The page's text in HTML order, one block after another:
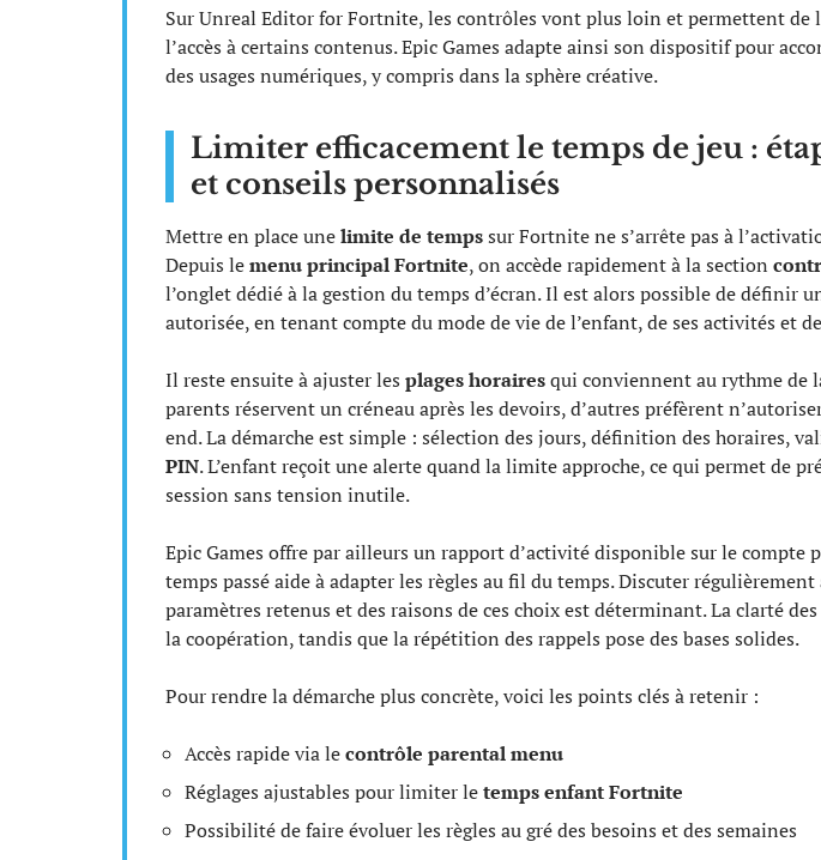
Sur Unreal Editor for Fortnite, les contrôles vont plus loin et permettent
l’accès à certains contenus. Epic Games adapte ainsi son dispositif pour
des usages numériques, y compris dans la sphère créative.
Limiter efficacement le temps de jeu :
et conseils personnalisés
Mettre en place unelimite de tempssur Fortnite ne s’arrête pas à
Depuis lemenu principal Fortnite, on accède rapidement à la section
l’onglet dédié à la gestion du temps d’écran. Il est alors possible de définir
autorisée, en tenant compte du mode de vie de l’enfant, de ses activités et
Il reste ensuite à ajuster les plages horairesqui conviennent au rythme de
parents réservent un créneau après les devoirs, d’autres préfèrent
end. La démarche est simple : sélection des jours, définition des horaires,
PIN. L’enfant reçoit une alerte quand la limite approche, ce qui permet de
session sans tension inutile.
Epic Games offre par ailleurs un rapport d’activité disponible sur le compte
temps passé aide à adapter les règles au fil du temps. Discuter régulièrement
paramètres retenus et des raisons de ces choix est déterminant. La clarté
la coopération, tandis que la répétition des rappels pose des bases solides.
Pour rendre la démarche plus concrète, voici les points clés à retenir :
Accès rapide via lecontrôle parental menu
Réglages ajustables pour limiter letemps enfant Fortnite
Possibilité de faire évoluer les règles au gré des besoins et des semaines